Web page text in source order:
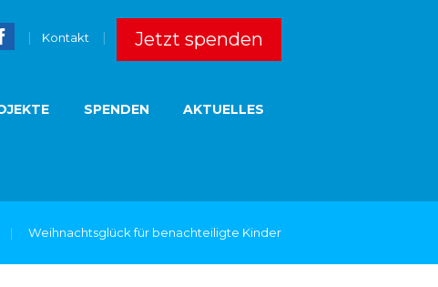
Kontakt Jetzt spenden
SPENDEN AKTUELLES
Weihnachtsglück für benachteiligte Kinder